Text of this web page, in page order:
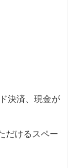
決済、現金が
だけるスペー